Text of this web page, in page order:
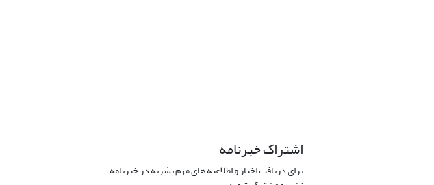
اشتراک خبرنامه
برای دریافت اخبار و اطلاعیه های مهم نشریه در خبرنامه